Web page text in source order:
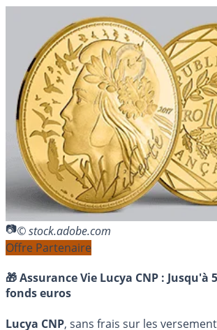
© stock.adobe.com
Offre Partenaire
🎁 Assurance Vie Lucya CNP : Jusqu'à
fonds euros
Lucya CNP, sans frais sur les